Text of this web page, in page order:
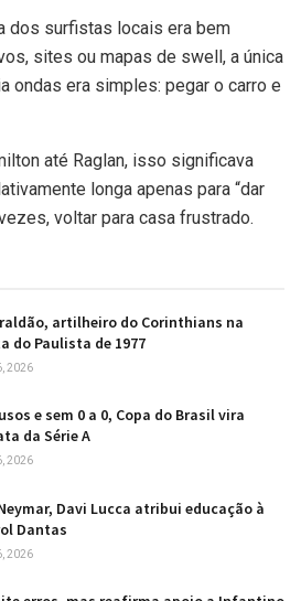
dos surfistas locais era bem
sites ou mapas de swell, a única
ondas era simples: pegar o carro e
até Raglan, isso significava
longa apenas para “dar
voltar para casa frustrado.
artilheiro do Corinthians na
do Paulista de 1977
2026
e sem 0 a 0, Copa do Brasil vira
da Série A
2026
Davi Lucca atribui educação à
Dantas
2026